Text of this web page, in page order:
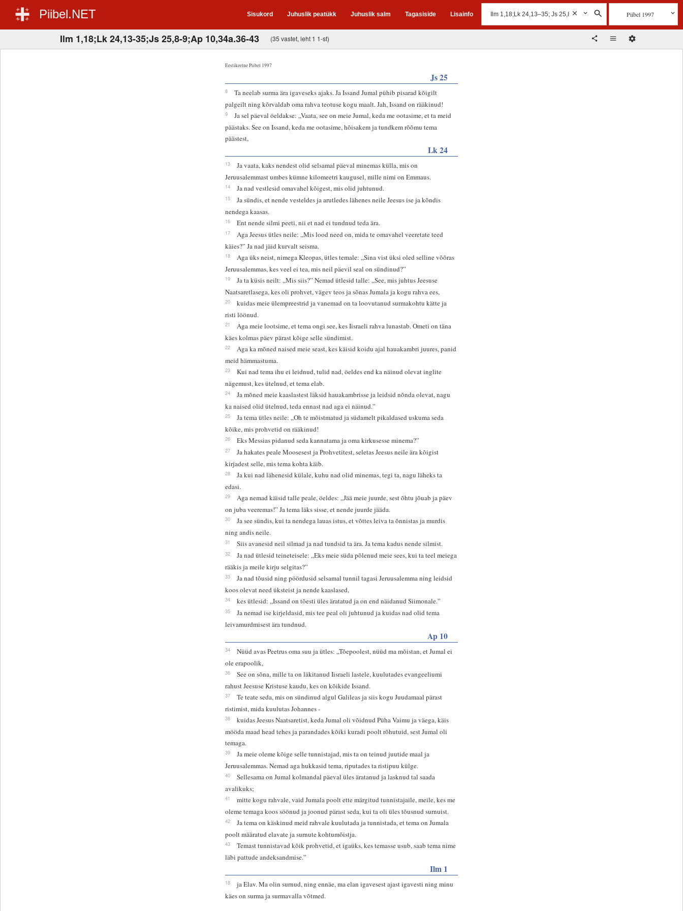
Piibel.NET Sisukord Juhuslik peatükk Juhuslik salm Tagasiside Lisainfo Piibel 1997
Ilm 1,18;Lk 24,13-35;Js 25,8-9;Ap 10,34a.36-43 (35 vastet, leht 1 1-st)
Eestikeelne Piibel 1997
Js 25
8
Ta neelab surma ära igaveseks ajaks. Ja Issand Jumal pühib pisarad kõigilt
palgeilt ning kõrvaldab oma rahva teotuse kogu maalt. Jah, Issand on rääkinud!
9
Ja sel päeval öeldakse: „Vaata, see on meie Jumal, keda me ootasime, et ta meid
päästaks. See on Issand, keda me ootasime, hõisakem ja tundkem rõõmu tema
päästest,
Lk 24
13
Ja vaata, kaks nendest olid selsamal päeval minemas külla, mis on
Jeruusalemmast umbes kümne kilomeetri kaugusel, mille nimi on Emmaus.
14 Ja nad vestlesid omavahel kõigest, mis olid juhtunud.
15
Ja sündis, et nende vesteldes ja arutledes lähenes neile Jeesus ise ja kõndis
nendega kaasas.
16 Ent nende silmi peeti, nii et nad ei tundnud teda ära.
17
Aga Jeesus ütles neile: „Mis lood need on, mida te omavahel veeretate teed
käies?” Ja nad jäid kurvalt seisma.
18
Aga üks neist, nimega Kleopas, ütles temale: „Sina vist üksi oled selline võõras
Jeruusalemmas, kes veel ei tea, mis neil päevil seal on sündinud?”
19
Ja ta küsis neilt: „Mis siis?” Nemad ütlesid talle: „See, mis juhtus Jeesuse
Naatsaretlasega, kes oli prohvet, vägev teos ja sõnas Jumala ja kogu rahva ees,
20
kuidas meie ülempreestrid ja vanemad on ta loovutanud surmakohtu kätte ja
risti löönud.
21
Aga meie lootsime, et tema ongi see, kes Iisraeli rahva lunastab. Ometi on täna
käes kolmas päev pärast kõige selle sündimist.
22
Aga ka mõned naised meie seast, kes käisid koidu ajal hauakambri juures, panid
meid hämmastuma.
23
Kui nad tema ihu ei leidnud, tulid nad, öeldes end ka näinud olevat inglite
nägemust, kes ütelnud, et tema elab.
24
Ja mõned meie kaaslastest läksid hauakambrisse ja leidsid nõnda olevat, nagu
ka naised olid ütelnud, teda ennast nad aga ei näinud.”
25
Ja tema ütles neile: „Oh te mõistmatud ja südamelt pikaldased uskuma seda
kõike, mis prohvetid on rääkinud!
26 Eks Messias pidanud seda kannatama ja oma kirkusesse minema?”
27
Ja hakates peale Moosesest ja Prohvetitest, seletas Jeesus neile ära kõigist
kirjadest selle, mis tema kohta käib.
28
Ja kui nad lähenesid külale, kuhu nad olid minemas, tegi ta, nagu läheks ta
edasi.
29
Aga nemad käisid talle peale, öeldes: „Jää meie juurde, sest õhtu jõuab ja päev
on juba veeremas!” Ja tema läks sisse, et nende juurde jääda.
30
Ja see sündis, kui ta nendega lauas istus, et võttes leiva ta õnnistas ja murdis
ning andis neile.
31 Siis avanesid neil silmad ja nad tundsid ta ära. Ja tema kadus nende silmist.
32
Ja nad ütlesid teineteisele: „Eks meie süda põlenud meie sees, kui ta teel meiega
rääkis ja meile kirju selgitas?”
33
Ja nad tõusid ning pöördusid selsamal tunnil tagasi Jeruusalemma ning leidsid
koos olevat need üksteist ja nende kaaslased,
34 kes ütlesid: „Issand on tõesti üles äratatud ja on end näidanud Siimonale.”
35
Ja nemad ise kirjeldasid, mis tee peal oli juhtunud ja kuidas nad olid tema
leivamurdmisest ära tundnud.
Ap 10
34
Nüüd avas Peetrus oma suu ja ütles: „Tõepoolest, nüüd ma mõistan, et Jumal ei
ole erapoolik,
36
See on sõna, mille ta on läkitanud Iisraeli lastele, kuulutades evangeeliumi
rahust Jeesuse Kristuse kaudu, kes on kõikide Issand.
37
Te teate seda, mis on sündinud algul Galileas ja siis kogu Juudamaal pärast
ristimist, mida kuulutas Johannes -
38
kuidas Jeesus Naatsaretist, keda Jumal oli võidnud Püha Vaimu ja väega, käis
mööda maad head tehes ja parandades kõiki kuradi poolt rõhutuid, sest Jumal oli
temaga.
39
Ja meie oleme kõige selle tunnistajad, mis ta on teinud juutide maal ja
Jeruusalemmas. Nemad aga hukkasid tema, riputades ta ristipuu külge.
40
Sellesama on Jumal kolmandal päeval üles äratanud ja lasknud tal saada
avalikuks;
41
mitte kogu rahvale, vaid Jumala poolt ette märgitud tunnistajaile, meile, kes me
oleme temaga koos söönud ja joonud pärast seda, kui ta oli üles tõusnud surnuist.
42
Ja tema on käskinud meid rahvale kuulutada ja tunnistada, et tema on Jumala
poolt määratud elavate ja surnute kohtumõistja.
43
Temast tunnistavad kõik prohvetid, et igaüks, kes temasse usub, saab tema nime
läbi pattude andeksandmise.”
Ilm 1
18
ja Elav. Ma olin surnud, ning ennäe, ma elan igavesest ajast igavesti ning minu
käes on surma ja surmavalla võtmed.